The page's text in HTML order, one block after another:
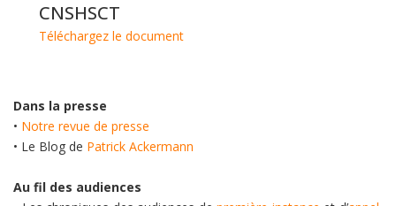
CNSHSCT
Téléchargez le document
Dans la presse
• Notre revue de presse
• Le Blog de Patrick Ackermann
Au fil des audiences